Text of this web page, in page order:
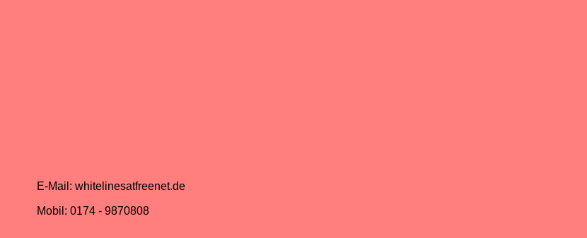
E-Mail: whitelinesatfreenet.de
Mobil: 0174 - 9870808